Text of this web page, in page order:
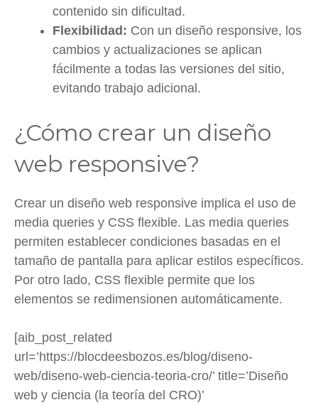
contenido sin dificultad.
Flexibilidad: Con un diseño responsive, los
cambios y actualizaciones se aplican
fácilmente a todas las versiones del sitio,
evitando trabajo adicional.
¿Cómo crear un diseño
web responsive?
Crear un diseño web responsive implica el uso de
media queries y CSS flexible. Las media queries
permiten establecer condiciones basadas en el
tamaño de pantalla para aplicar estilos específicos.
Por otro lado, CSS flexible permite que los
elementos se redimensionen automáticamente.
[aib_post_related
url=’https://blocdeesbozos.es/blog/diseno-
web/diseno-web-ciencia-teoria-cro/’ title=’Diseño
web y ciencia (la teoría del CRO)’